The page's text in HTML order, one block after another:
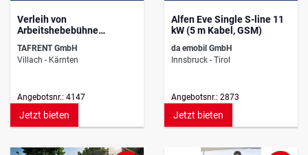
Verleih von
Arbeitshebebühne
TAFRENT GmbH
Villach - Kärnten
Angebotsnr.: 4147
Jetzt bieten
Alfen Eve Single S-line 11
kW (5 m Kabel, GSM)
da emobil GmbH
Innsbruck - Tirol
Angebotsnr.: 2873
Jetzt bieten